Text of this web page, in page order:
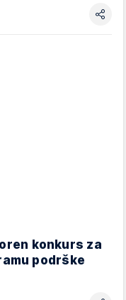
konkurs za
podrške